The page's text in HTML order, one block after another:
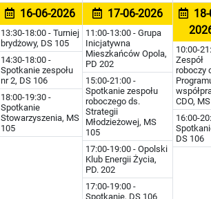
16-06-2026
13:30-18:00 - Turniej
brydżowy, DS 105
14:30-18:00 -
Spotkanie zespołu
nr 2, DS 106
18:00-19:30 -
Spotkanie
Stowarzyszenia, MS
105
17-06-2026
11:00-13:00 - Grupa
Inicjatywna
Mieszkańców Opola,
PD 202
15:00-21:00 -
Spotkanie zespołu
roboczego ds.
Strategii
Młodzieżowej, MS
105
17:00-19:00 - Opolski
Klub Energii Życia,
PD. 202
17:00-19:00 -
Spotkanie, DS 106
10:00-
Zespół
roboczy
CDO,
16:00-
DS 106